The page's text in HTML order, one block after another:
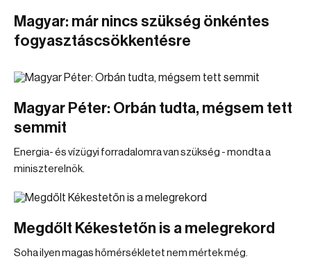
Magyar: már nincs szükség önkéntes
fogyasztáscsökkentésre
Magyar Péter: Orbán tudta, mégsem tett
semmit
Energia- és vízügyi forradalomra van szükség - mondta a
miniszterelnök.
Megdőlt Kékestetőn is a melegrekord
Soha ilyen magas hőmérsékletet nem mértek még.